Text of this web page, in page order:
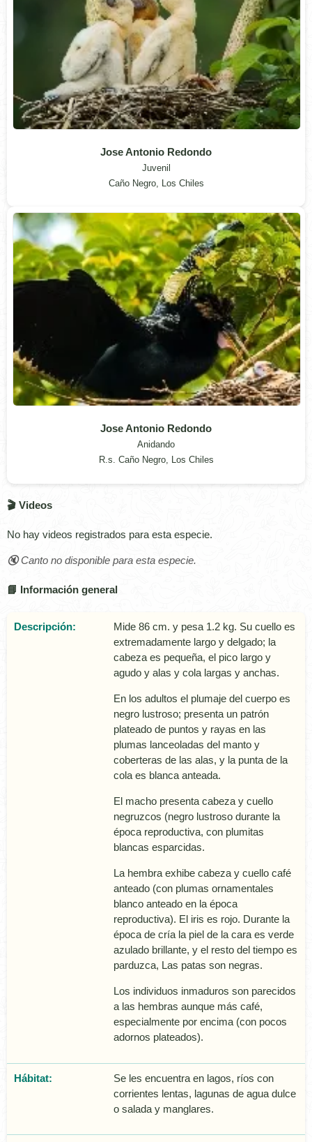
Jose Antonio Redondo
Juvenil
Caño Negro, Los Chiles
Jose Antonio Redondo
Anidando
R.s. Caño Negro, Los Chiles
🎬 Videos
No hay videos registrados para esta especie.
🔇 Canto no disponible para esta especie.
📘 Información general
Descripción:
Mide 86 cm. y pesa 1.2 kg. Su cuello es
extremadamente largo y delgado; la
cabeza es pequeña, el pico largo y
agudo y alas y cola largas y anchas.
En los adultos el plumaje del cuerpo es
negro lustroso; presenta un patrón
plateado de puntos y rayas en las
plumas lanceoladas del manto y
coberteras de las alas, y la punta de la
cola es blanca anteada.
El macho presenta cabeza y cuello
negruzcos (negro lustroso durante la
época reproductiva, con plumitas
blancas esparcidas.
La hembra exhibe cabeza y cuello café
anteado (con plumas ornamentales
blanco anteado en la época
reproductiva). El iris es rojo. Durante la
época de crí­a la piel de la cara es verde
azulado brillante, y el resto del tiempo es
parduzca, Las patas son negras.
Los individuos inmaduros son parecidos
a las hembras aunque más café,
especialmente por encima (con pocos
adornos plateados).
Hábitat:
Se les encuentra en lagos, rí­os con
corrientes lentas, lagunas de agua dulce
o salada y manglares.